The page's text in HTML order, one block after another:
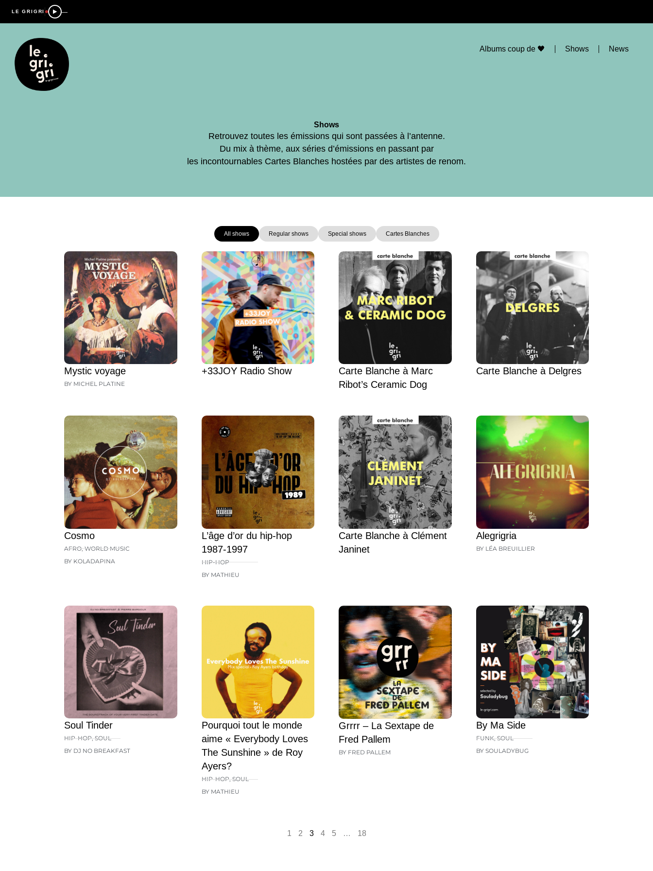
LE GRIGRI —
Albums coup de 🖤 Shows News
Shows
Retrouvez toutes les émissions qui sont passées à l’antenne.
Du mix à thème, aux séries d’émissions en passant par
les incontournables Cartes Blanches hostées par des artistes de renom.
All shows Regular shows Special shows Cartes Blanches
Mystic voyage
BY MICHEL PLATINE
+33JOY Radio Show
Carte Blanche à Marc
Ribot’s Ceramic Dog
Carte Blanche à Delgres
Cosmo
AFRO,WORLD MUSIC
BY KOLADAPINA
L’âge d’or du hip-hop
1987-1997
HIP-HOP
BY MATHIEU
Carte Blanche à Clément
Janinet
Alegrigria
BY LÉA BREUILLIER
Soul Tinder
HIP-HOP,SOUL
BY DJ NO BREAKFAST
Pourquoi tout le monde
aime « Everybody Loves
The Sunshine » de Roy
Ayers?
HIP-HOP,SOUL
BY MATHIEU
Grrrr – La Sextape de
Fred Pallem
BY FRED PALLEM
By Ma Side
FUNK,SOUL
BY SOULADYBUG
Page
1
Page
2
Page
3 4
Page
5 …
Page
18